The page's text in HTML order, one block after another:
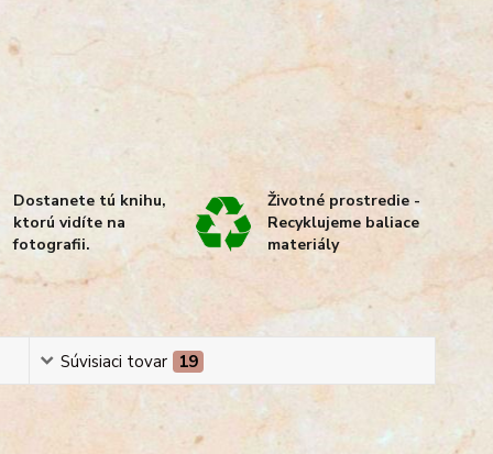
Dostanete tú knihu,
ktorú vidíte na
fotografii.
Životné prostredie -
Recyklujeme baliace
materiály
Súvisiaci tovar 19